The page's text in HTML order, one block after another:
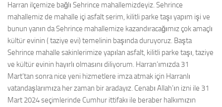
Harran ilçemize bağlı Sehrince mahallemizdeyiz. Sehrince
mahallemiz de mahalle içi asfalt serim, kilitli parke taşı yapım işi ve
bunun yanın da Sehrince mahallemize kazandıracağımız çok amaçlı
kültür evinin ( taziye evi) temelinin başında duruyoruz. Başta
Sehrince mahalle sakinlerimize yapılan asfalt, kilitli parke taşı, taziye
ve kültür evinin hayırlı olmasını diliyorum. Harran’ımızda 31
Mart’tan sonra nice yeni hizmetlere imza atmak için Harranlı
vatandaşlarımıza her zaman bir aradayız. Cenabı Allah’ın izni ile 31
Mart 2024 seçimlerinde Cumhur ittifakı ile beraber halkımızın